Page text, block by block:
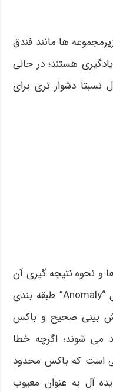
ها مانند فندق
هستند؛ در حالی
دشوار تری برای
و نحوه نتیجه گیری آن
ها بیاندازیم. اگر داده ها در کلاس “Anomaly” طبقه بندی
بینی صحیح و باکس
می شوند؛ اگرچه خطا
است که باکس محدود
آل به عنوان معیوب